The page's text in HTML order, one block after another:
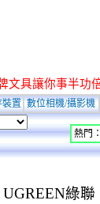
文具讓你事半功
裝置 數位相機/攝影機
熱門：
UGREEN綠聯